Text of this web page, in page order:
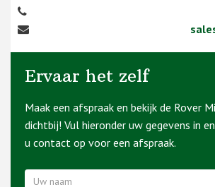
Ervaar het zelf
Maak een afspraak en bekijk de Rover
dichtbij! Vul hieronder uw gegevens in
u contact op voor een afspraak.